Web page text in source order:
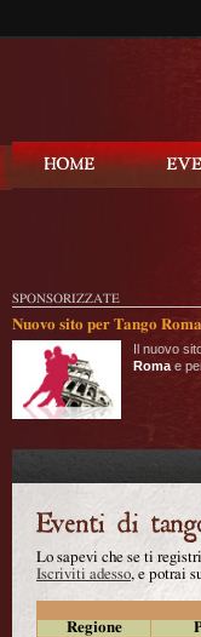
SPONSORIZZATE
Nuovo sito per Tango Roma
Il nuovo
Roma e
Lo sapevi che se ti
Iscriviti adesso, e potrai
Regione